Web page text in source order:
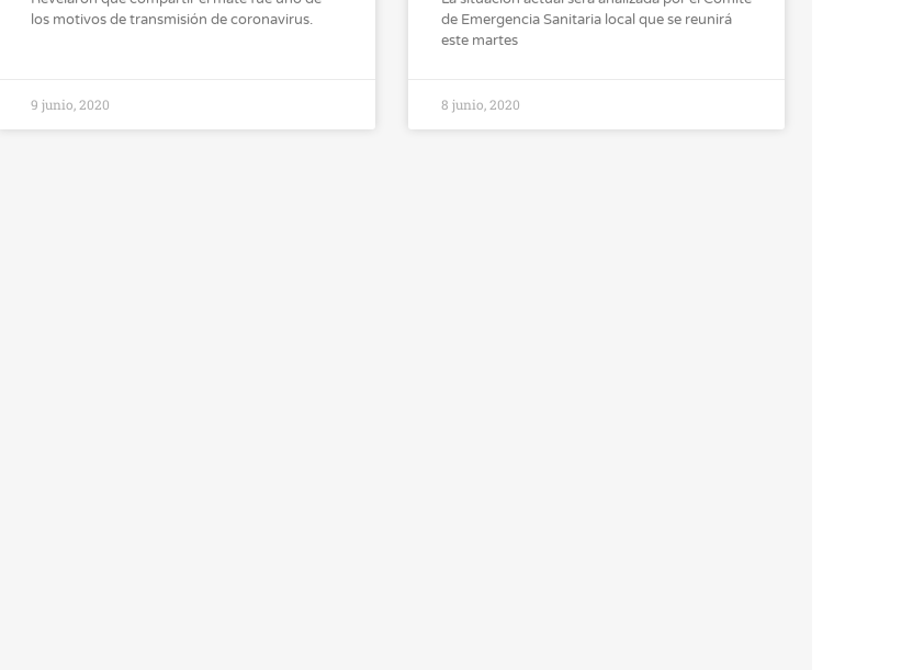
los motivos de transmisión de coronavirus.
9 junio, 2020
de Emergencia Sanitaria local que se reunirá
este martes
8 junio, 2020